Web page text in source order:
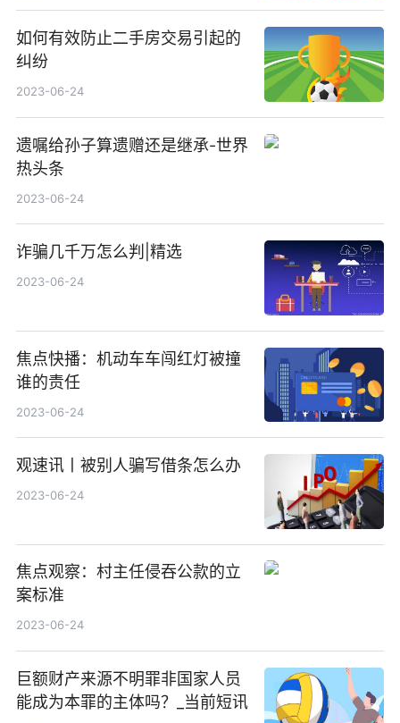
如何有效防止二手房交易引起的
纠纷
2023-06-24
遗嘱给孙子算遗赠还是继承-世界
热头条
2023-06-24
诈骗几千万怎么判|精选
2023-06-24
焦点快播：机动车车闯红灯被撞
谁的责任
2023-06-24
观速讯丨被别人骗写借条怎么办
2023-06-24
焦点观察：村主任侵吞公款的立
案标准
2023-06-24
巨额财产来源不明罪非国家人员
能成为本罪的主体吗？_当前短讯